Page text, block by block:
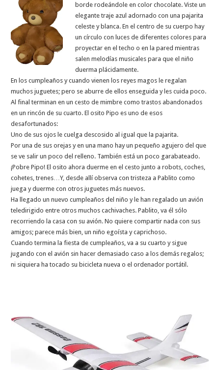
borde rodeándole en color chocolate. Viste un
elegante traje azul adornado con una pajarita
celeste y blanca. En el centro de su cuerpo hay
un círculo con luces de diferentes colores para
proyectar en el techo o en la pared mientras
salen melodías musicales para que el niño
duerma plácidamente.
En los cumpleaños y cuando vienen los reyes magos le regalan
muchos juguetes; pero se aburre de ellos enseguida y les cuida poco.
Al final terminan en un cesto de mimbre como trastos abandonados
en un rincón de su cuarto. El osito Pipo es uno de esos
desafortunados:
Uno de sus ojos le cuelga descosido al igual que la pajarita.
Por una de sus orejas y en una mano hay un pequeño agujero del que
se ve salir un poco del relleno. También está un poco garabateado.
¡Pobre Pipo! El osito ahora duerme en el cesto junto a robots, coches,
cohetes, trenes…Y, desde allí observa con tristeza a Pablito como
juega y duerme con otros juguetes más nuevos.
Ha llegado un nuevo cumpleaños del niño y le han regalado un avión
teledirigido entre otros muchos cachivaches. Pablito, va él sólo
recorriendo la casa con su avión. No quiere compartir nada con sus
amigos; parece más bien, un niño egoísta y caprichoso.
Cuando termina la fiesta de cumpleaños, va a su cuarto y sigue
jugando con el avión sin hacer demasiado caso a los demás regalos;
ni siquiera ha tocado su bicicleta nueva o el ordenador portátil.